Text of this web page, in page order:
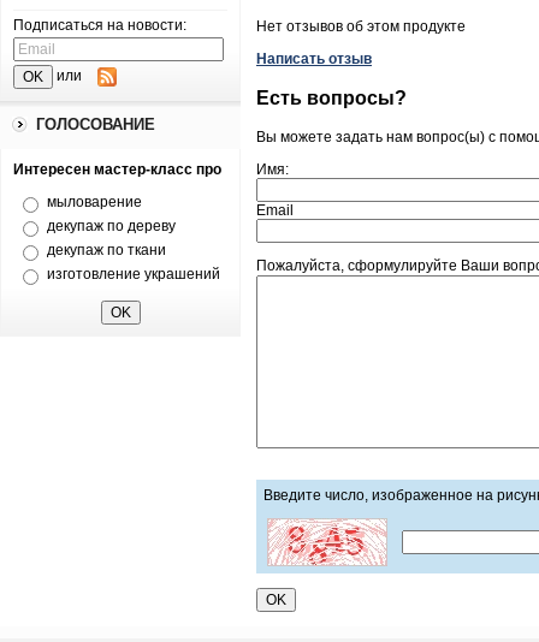
Подписаться на новости:
или
ГОЛОСОВАНИЕ
Интересен мастер-класс про
мыловарение
декупаж по дереву
декупаж по ткани
изготовление украшений
Нет отзывов об этом продукте
Написать отзыв
Есть вопросы?
Вы можете задать нам вопрос(ы) с
Имя:
Email
Пожалуйста, сформулируйте Ваши
Введите число, изображенное на